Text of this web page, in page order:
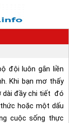
đội luôn gắn liền
Khi bạn mơ thấy
dài đầy chi tiết đó
hoặc một dấu
cuộc sống thực